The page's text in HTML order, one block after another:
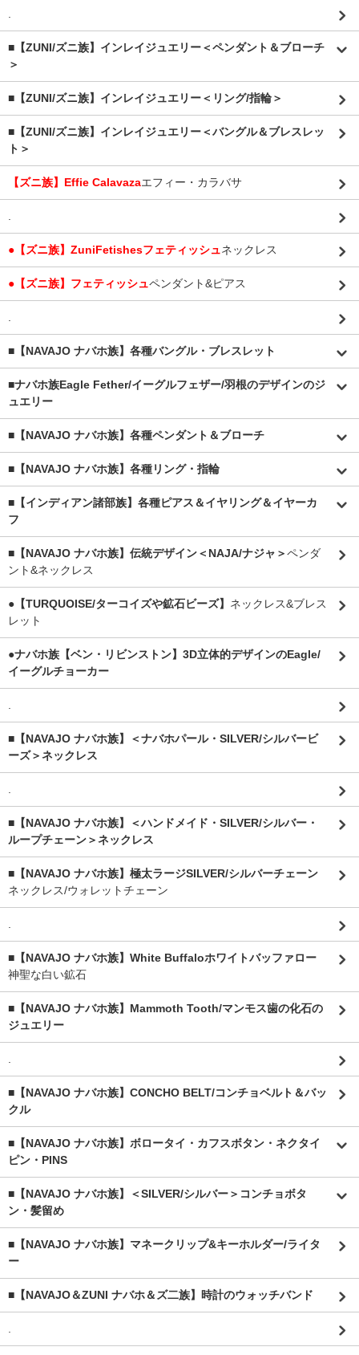
■【ZUNI/ズニ族】インレイジュエリー＜ペンダント＆ブローチ
＞
■【ZUNI/ズニ族】インレイジュエリー＜リング/指輪＞
■【ZUNI/ズニ族】インレイジュエリー＜バングル＆ブレスレッ
ト＞
【ズニ族】Effie Calavazaエフィー・カラバサ
●【ズニ族】ZuniFetishesフェティッシュネックレス
●【ズニ族】フェティッシュペンダント&ピアス
■【NAVAJO ナバホ族】各種バングル・ブレスレット
■ナバホ族Eagle Fether/イーグルフェザー/羽根のデザインのジ
ュエリー
■【NAVAJO ナバホ族】各種ペンダント＆ブローチ
■【NAVAJO ナバホ族】各種リング・指輪
■【インディアン諸部族】各種ピアス＆イヤリング＆イヤーカ
フ
■【NAVAJO ナバホ族】伝統デザイン＜NAJA/ナジャ＞ペンダ
ント&ネックレス
●【TURQUOISE/ターコイズや鉱石ビーズ】 ネックレス&ブレス
レット
●ナバホ族【ベン・リビンストン】3D立体的デザインのEagle/
イーグルチョーカー
■【NAVAJO ナバホ族】＜ナバホパール・SILVER/シルバービ
ーズ＞ネックレス
■【NAVAJO ナバホ族】＜ハンドメイド・SILVER/シルバー・
ループチェーン＞ネックレス
■【NAVAJO ナバホ族】極太ラージSILVER/シルバーチェーン
ネックレス/ウォレットチェーン
■【NAVAJO ナバホ族】White Buffaloホワイトバッファロー
神聖な白い鉱石
■【NAVAJO ナバホ族】Mammoth Tooth/マンモス歯の化石の
ジュエリー
■【NAVAJO ナバホ族】CONCHO BELT/コンチョベルト＆バッ
クル
■【NAVAJO ナバホ族】ボロータイ・カフスボタン・ネクタイ
ピン・PINS
■【NAVAJO ナバホ族】＜SILVER/シルバー＞コンチョボタ
ン・髪留め
■【NAVAJO ナバホ族】マネークリップ&キーホルダー/ライタ
ー
■【NAVAJO＆ZUNI ナバホ＆ズ二族】時計のウォッチバンド